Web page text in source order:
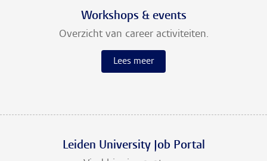
Workshops & events
Overzicht van career activiteiten.
Lees meer
Leiden University Job Portal